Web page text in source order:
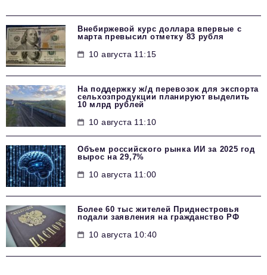
Внебиржевой курс доллара впервые с
марта превысил отметку 83 рубля
10 августа 11:15
На поддержку ж/д перевозок для экспорта
сельхозпродукции планируют выделить
10 млрд рублей
10 августа 11:10
Объем российского рынка ИИ за 2025 год
вырос на 29,7%
10 августа 11:00
Более 60 тыс жителей Приднестровья
подали заявления на гражданство РФ
10 августа 10:40